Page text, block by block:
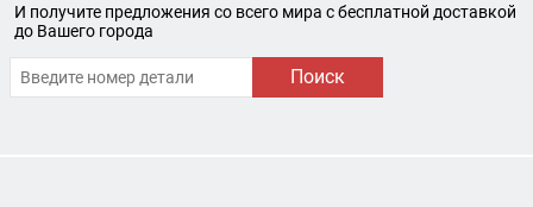
И получите предложения со всего мира с бесплатной доставкой
до Вашего города
Поиск